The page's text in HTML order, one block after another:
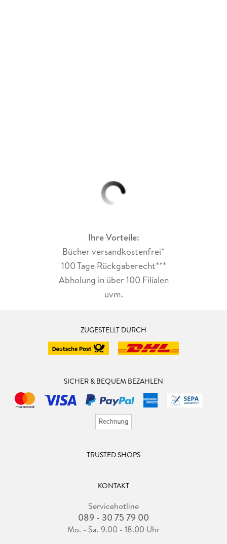
Ihre Vorteile:
Bücher versandkostenfrei*
100 Tage Rückgaberecht***
Abholung in über 100 Filialen
uvm.
ZUGESTELLT DURCH
SICHER & BEQUEM BEZAHLEN
TRUSTED SHOPS
KONTAKT
Servicehotline
089 - 30 75 79 00
Mo. - Sa. 9.00 - 18.00 Uhr